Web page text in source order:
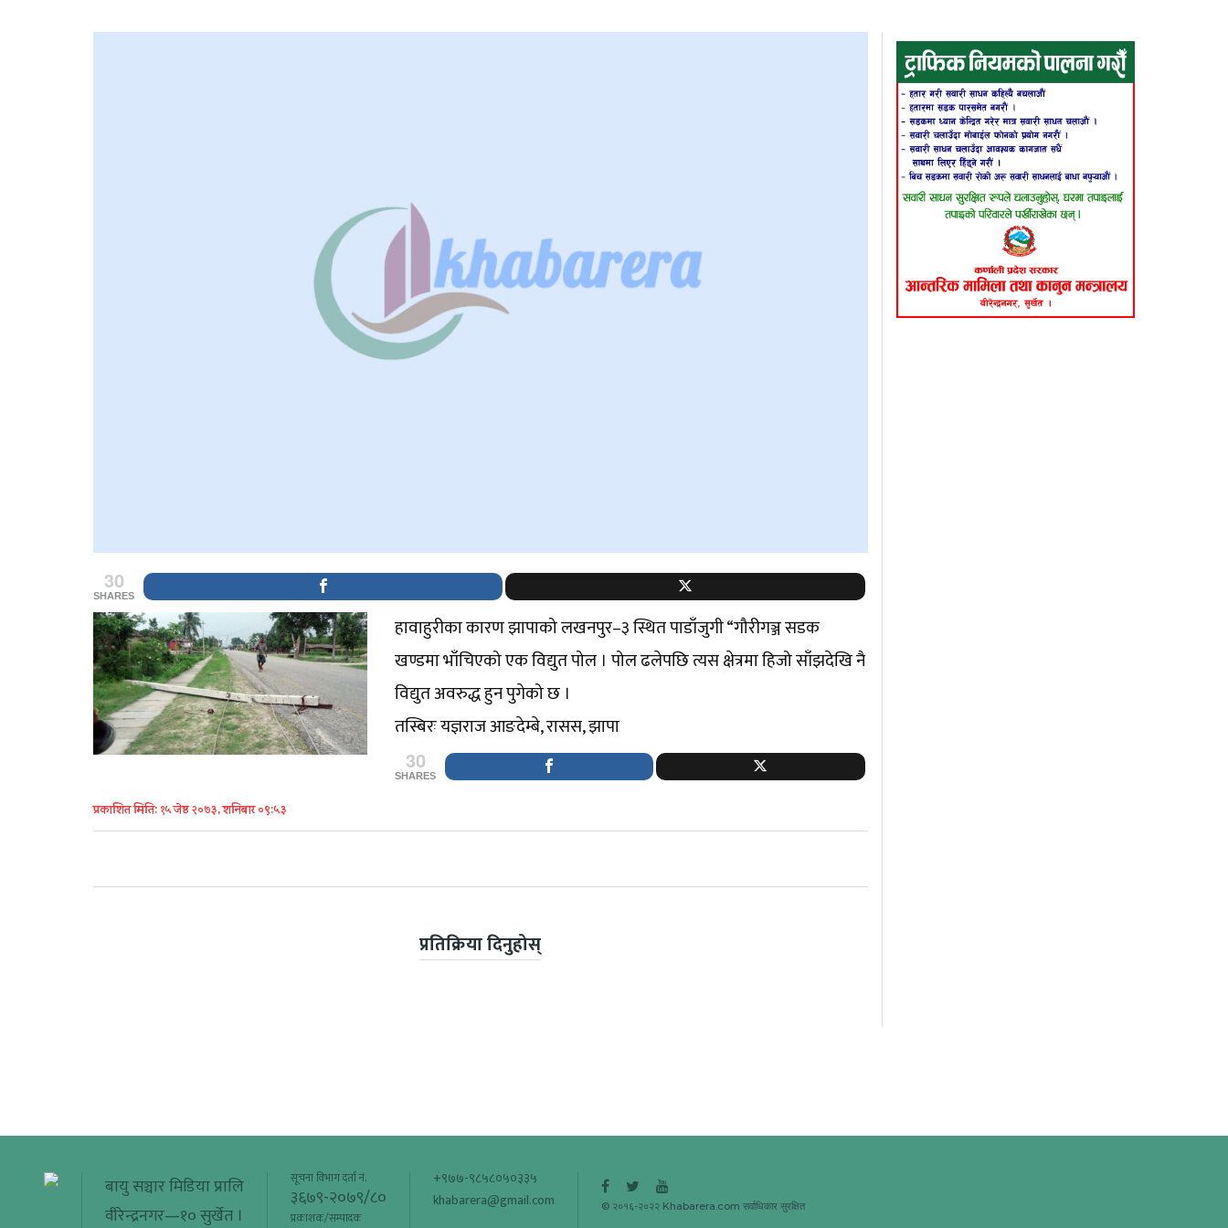
30
SHARES
हावाहुरीका कारण झापाको लखनपुर–३ स्थित पाडाँजुगी “गौरीगञ्ज सडक
खण्डमा भाँचिएको एक विद्युत पोल । पोल ढलेपछि त्यस क्षेत्रमा हिजो साँझदेखि नै
विद्युत अवरुद्ध हुन पुगेको छ ।
तस्बिरः यज्ञराज आङदेम्बे, रासस, झापा
30
SHARES
प्रकाशित मिति: १५ जेष्ठ २०७३, शनिबार ०९:५३
प्रतिक्रिया दिनुहोस्
बायु सञ्चार मिडिया प्रालि
वीरेन्द्रनगर—१० सुर्खेत ।
सूचना विभाग दर्ता नं.
३६७९-२०७९/८०
प्रकाशक/सम्पादक
+९७७-९८५८०५०३३५
khabarera@gmail.com
© २०१६-२०२२ Khabarera.com सर्वाधिकार सुरक्षित